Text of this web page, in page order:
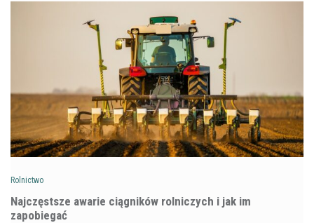
Rolnictwo
Najczęstsze awarie ciągników rolniczych i jak im
zapobiegać